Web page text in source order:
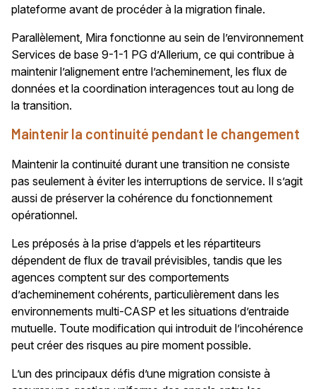
plateforme avant de procéder à la migration finale.
Parallèlement, Mira fonctionne au sein de l’environnement
Services de base 9-1-1 PG d’Allerium, ce qui contribue à
maintenir l’alignement entre l’acheminement, les flux de
données et la coordination interagences tout au long de
la transition.
Maintenir la continuité pendant le changement
Maintenir la continuité durant une transition ne consiste
pas seulement à éviter les interruptions de service. Il s’agit
aussi de préserver la cohérence du fonctionnement
opérationnel.
Les préposés à la prise d’appels et les répartiteurs
dépendent de flux de travail prévisibles, tandis que les
agences comptent sur des comportements
d’acheminement cohérents, particulièrement dans les
environnements multi-CASP et les situations d’entraide
mutuelle. Toute modification qui introduit de l’incohérence
peut créer des risques au pire moment possible.
L’un des principaux défis d’une migration consiste à